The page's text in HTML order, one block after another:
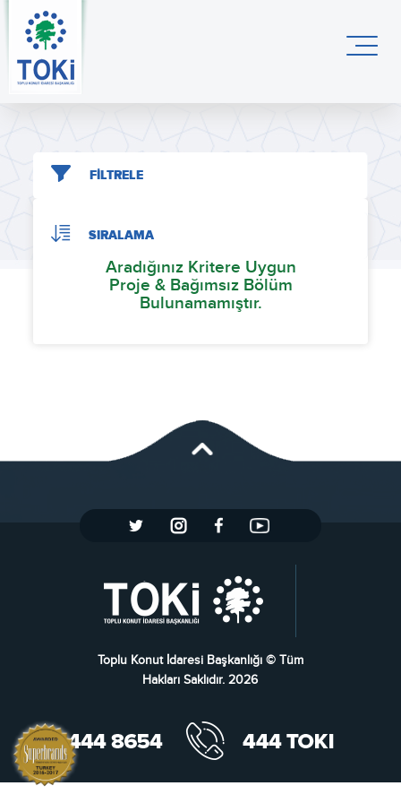
FİLTRELE
SIRALAMA
Aradığınız Kritere Uygun
Proje & Bağımsız Bölüm
Bulunamamıştır.
Toplu Konut İdaresi Başkanlığı © Tüm
Hakları Saklıdır. 2026